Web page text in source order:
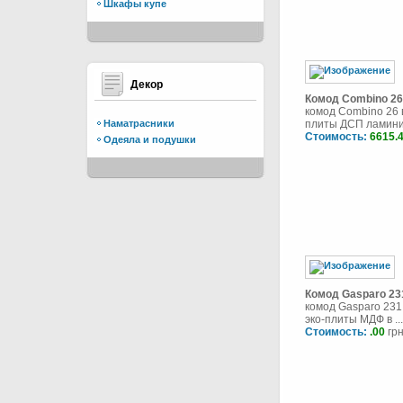
Шкафы купе
Декор
Наматрасники
Одеяла и подушки
Комод Combino 26
комод Combino 26
плиты ДСП
Стоимость:
Комод Gasparo
комод Gasparo
эко-плиты МДФ в ...
Стоимость: .00